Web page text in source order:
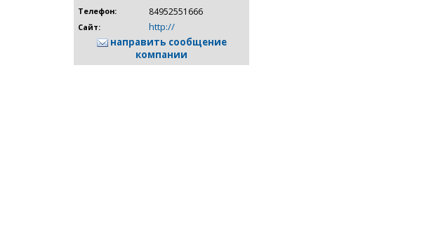
Телефон:
84952551666
Сайт:
http://
направить сообщение
компании